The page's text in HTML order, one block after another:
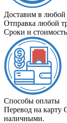
Доставим в любой
Отправка любой
Сроки и
Способы оплаты
Перевод на карту
наличными.